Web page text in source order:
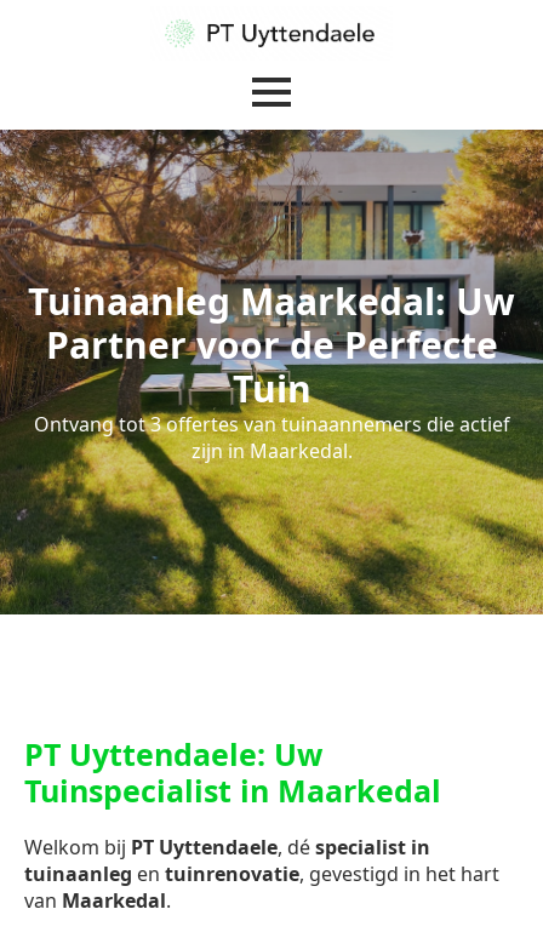
Tuinaanleg Maarkedal: Uw
Partner voor de Perfecte
Tuin
Ontvang tot 3 offertes van tuinaannemers die actief
zijn in Maarkedal.
PT Uyttendaele: Uw
Tuinspecialist in Maarkedal
Welkom bij PT Uyttendaele, déspecialist in
tuinaanleg en tuinrenovatie, gevestigd in het hart
van Maarkedal.